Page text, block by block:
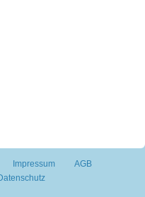
Impressum
AGB